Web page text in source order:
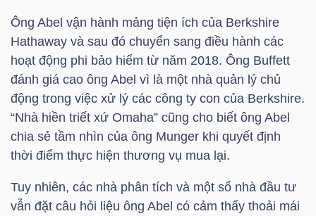
Ông Abel vận hành mảng tiện ích của Berkshire
Hathaway và sau đó chuyển sang điều hành các
hoạt động phi bảo hiểm từ năm 2018. Ông Buffett
đánh giá cao ông Abel vì là một nhà quản lý chủ
động trong việc xử lý các công ty con của Berkshire.
“Nhà hiền triết xứ Omaha” cũng cho biết ông Abel
chia sẻ tầm nhìn của ông Munger khi quyết định
thời điểm thực hiện thương vụ mua lại.
Tuy nhiên, các nhà phân tích và một số nhà đầu tư
vẫn đặt câu hỏi liệu ông Abel có cảm thấy thoải mái
TIỆN
ÍCH
BẤT
ĐỘNG
Mã